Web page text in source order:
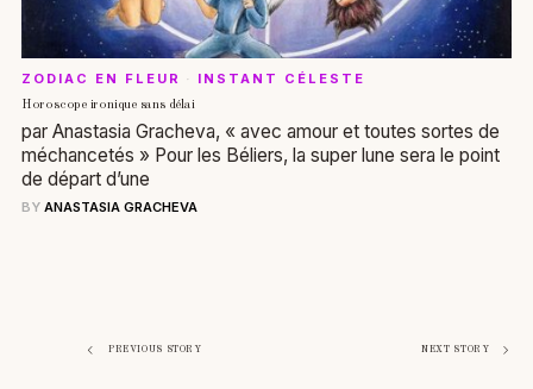
ZODIAC EN FLEUR · INSTANT CÉLESTE
Horoscope ironique sans délai
par Anastasia Gracheva, « avec amour et toutes sortes de
méchancetés » Pour les Béliers, la super lune sera le point
de départ d’une
BY ANASTASIA GRACHEVA
PREVIOUS STORY NEXT STORY